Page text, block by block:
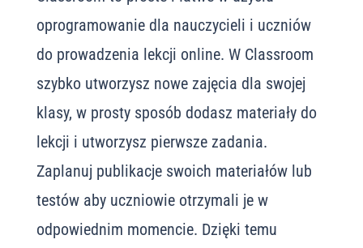
oprogramowanie dla nauczycieli i uczniów
do prowadzenia lekcji online. W Classroom
szybko utworzysz nowe zajęcia dla swojej
klasy, w prosty sposób dodasz materiały do
lekcji i utworzysz pierwsze zadania.
Zaplanuj publikacje swoich materiałów lub
testów aby uczniowie otrzymali je w
odpowiednim momencie. Dzięki temu